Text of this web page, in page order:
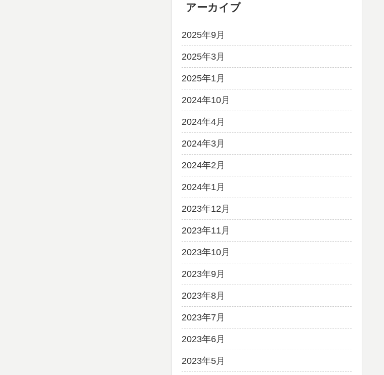
アーカイブ
2025年9月
2025年3月
2025年1月
2024年10月
2024年4月
2024年3月
2024年2月
2024年1月
2023年12月
2023年11月
2023年10月
2023年9月
2023年8月
2023年7月
2023年6月
2023年5月